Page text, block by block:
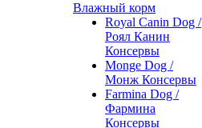
Влажный корм
Royal Canin Dog /
Роял Канин
Консервы
Monge Dog /
Монж Консервы
Farmina Dog /
Фармина
Консервы